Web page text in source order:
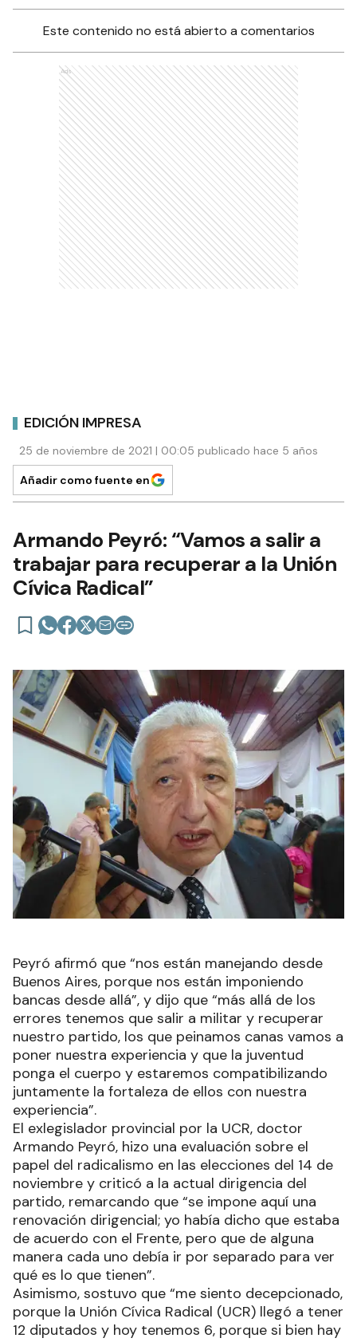
Este contenido no está abierto a comentarios
Ads
EDICIÓN IMPRESA
25 de noviembre de 2021 | 00:05 publicado hace 5 años
Añadir como fuente en
Armando Peyró: “Vamos a salir a
trabajar para recuperar a la Unión
Cívica Radical”
Peyró afirmó que “nos están manejando desde
Buenos Aires, porque nos están imponiendo
bancas desde allá”, y dijo que “más allá de los
errores tenemos que salir a militar y recuperar
nuestro partido, los que peinamos canas vamos a
poner nuestra experiencia y que la juventud
ponga el cuerpo y estaremos compatibilizando
juntamente la fortaleza de ellos con nuestra
experiencia”.
El exlegislador provincial por la UCR, doctor
Armando Peyró, hizo una evaluación sobre el
papel del radicalismo en las elecciones del 14 de
noviembre y criticó a la actual dirigencia del
partido, remarcando que “se impone aquí una
renovación dirigencial; yo había dicho que estaba
de acuerdo con el Frente, pero que de alguna
manera cada uno debía ir por separado para ver
qué es lo que tienen”.
Asimismo, sostuvo que “me siento decepcionado,
porque la Unión Cívica Radical (UCR) llegó a tener
12 diputados y hoy tenemos 6, porque si bien hay